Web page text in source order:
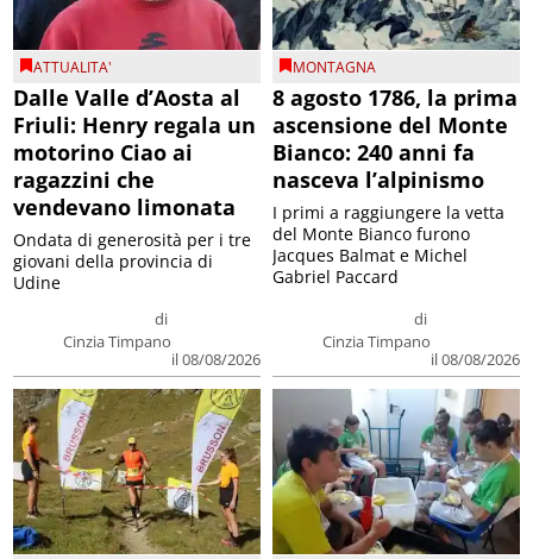
ATTUALITA'
Dalle Valle d’Aosta al
Friuli: Henry regala un
motorino Ciao ai
ragazzini che
vendevano limonata
di
Cinzia Timpano
il 08/08/2026
Ondata di generosità per i tre
giovani della provincia di
Udine
MONTAGNA
8 agosto 1786, la prima
ascensione del Monte
Bianco: 240 anni fa
nasceva l’alpinismo
di
Cinzia Timpano
il 08/08/2026
I primi a raggiungere la vetta
del Monte Bianco furono
Jacques Balmat e Michel
Gabriel Paccard